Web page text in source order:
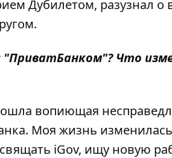
Дубилетом, разузнал о
Что
вопиющая
Моя жизнь
iGov, ищу новую